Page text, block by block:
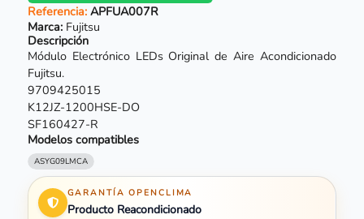
Referencia:APFUA007R
Marca: Fujitsu
Descripción
Módulo Electrónico LEDs Original de Aire Acondicionado
Fujitsu.
9709425015
K12JZ-1200HSE-DO
SF160427-R
Modelos compatibles
ASYG09LMCA
GARANTÍA OPENCLIMA
Producto Reacondicionado